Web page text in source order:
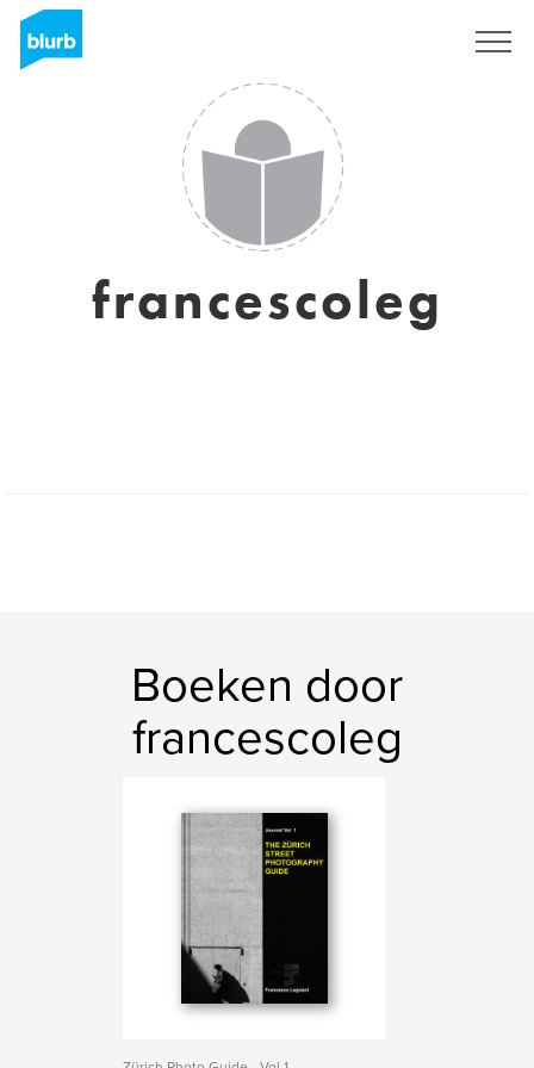
francescoleg
Boeken door
francescoleg